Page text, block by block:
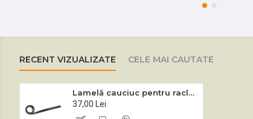
RECENT VIZUALIZATE CELE MAI CAUTATE
Lamelă cauciuc pentru racletă sticlă
37,00 Lei